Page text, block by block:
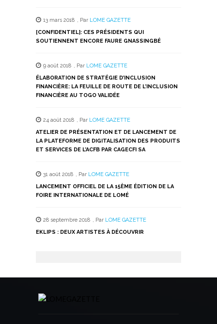
13 mars 2018 , Par LOME GAZETTE
[CONFIDENTIEL]: CES PRÉSIDENTS QUI
SOUTIENNENT ENCORE FAURE GNASSINGBÉ
9 août 2018 , Par LOME GAZETTE
ÉLABORATION DE STRATÉGIE D’INCLUSION
FINANCIÈRE: LA FEUILLE DE ROUTE DE L’INCLUSION
FINANCIÈRE AU TOGO VALIDÉE
24 août 2018 , Par LOME GAZETTE
ATELIER DE PRÉSENTATION ET DE LANCEMENT DE
LA PLATEFORME DE DIGITALISATION DES PRODUITS
ET SERVICES DE L’ACFB PAR CAGECFI SA
31 août 2018 , Par LOME GAZETTE
LANCEMENT OFFICIEL DE LA 15ÈME ÉDITION DE LA
FOIRE INTERNATIONALE DE LOMÉ
28 septembre 2018 , Par LOME GAZETTE
EKLIPS : DEUX ARTISTES À DÉCOUVRIR